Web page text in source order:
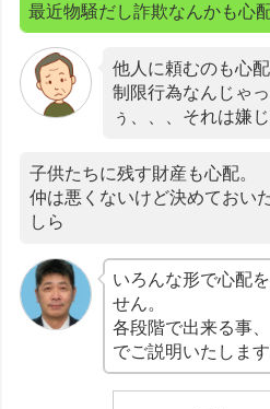
最近物騒だし詐欺なんかも心配
他人に頼むのも心配
制限行為なんじゃ
ぅ、、、それは嫌
子供たちに残す財産も心配。
仲は悪くないけど決めておい
しら
いろんな形で心配
せん。
各段階で出来る事
でご説明いたします